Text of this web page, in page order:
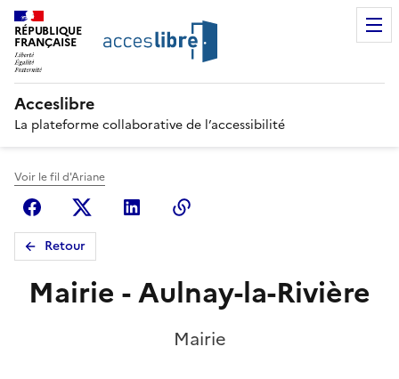
RÉPUBLIQUE
FRANÇAISE
Acceslibre
La plateforme collaborative de l’accessibilité
Voir le fil d'Ariane
FacebookX (anciennement Twitter)
Linkedin
Retour
Mairie - Aulnay-la-Rivière
Mairie